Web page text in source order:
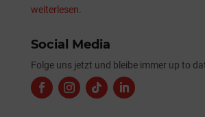
weiterlesen.
Social Media
Folge uns jetzt und bleibe immer up to